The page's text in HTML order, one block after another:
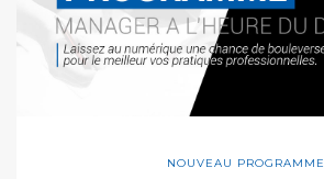
NOUVEAU PROGRAMME